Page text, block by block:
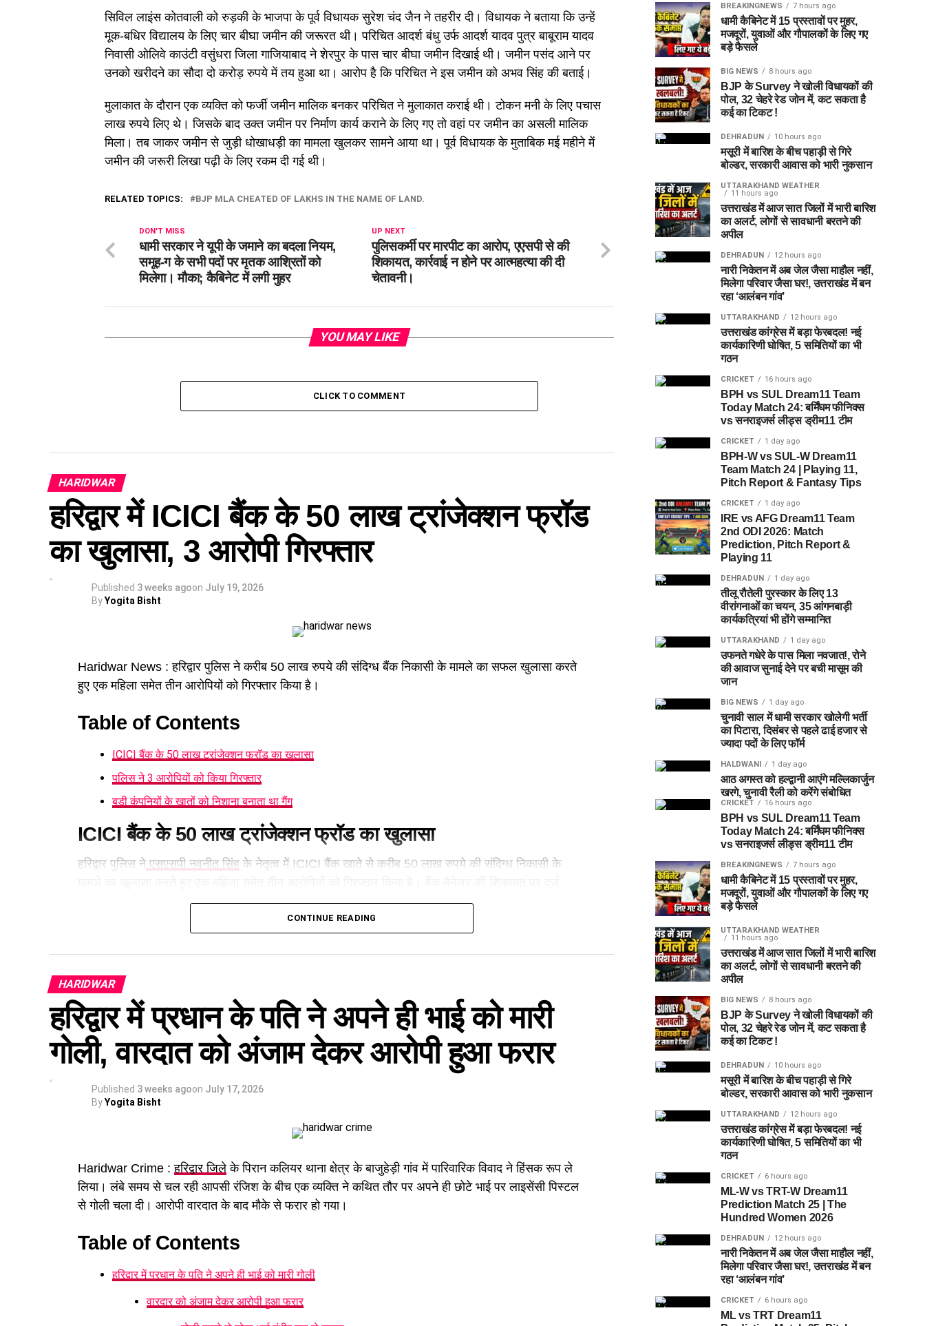
सिविल लाइंस कोतवाली को रुड़की के भाजपा के पूर्व विधायक सुरेश चंद जैन ने तहरीर दी। विधायक ने बताया कि उन्हें
मूक-बधिर विद्यालय के लिए चार बीघा जमीन की जरूरत थी। परिचित आदर्श बंधु उर्फ आदर्श यादव पुत्र बाबूराम यादव
निवासी ओलिवे काउंटी वसुंधरा जिला गाजियाबाद ने शेरपुर के पास चार बीघा जमीन दिखाई थी। जमीन पसंद आने पर
उनको खरीदने का सौदा दो करोड़ रुपये में तय हुआ था। आरोप है कि परिचित ने इस जमीन को अभव सिंह की बताई।
मुलाकात के दौरान एक व्यक्ति को फर्जी जमीन मालिक बनकर परिचित ने मुलाकात कराई थी। टोकन मनी के लिए पचास
लाख रुपये लिए थे। जिसके बाद उक्त जमीन पर निर्माण कार्य कराने के लिए गए तो वहां पर जमीन का असली मालिक
मिला। तब जाकर जमीन से जुड़ी धोखाधड़ी का मामला खुलकर सामने आया था। पूर्व विधायक के मुताबिक मई महीने में
जमीन की जरूरी लिखा पढ़ी के लिए रकम दी गई थी।
RELATED TOPICS: BJP MLA CHEATED OF LAKHS IN THE NAME OF LAND.
UP NEXT
पुलिसकर्मी पर मारपीट का आरोप, एएसपी से की
शिकायत, कार्रवाई न होने पर आत्महत्या की दी
चेतावनी।
DON'T MISS
धामी सरकार ने यूपी के जमाने का बदला नियम,
समूह-ग के सभी पदों पर मृतक आश्रितों को
मिलेगा। मौका; कैबिनेट में लगी मुहर
YOU MAY LIKE
CLICK TO COMMENT
HARIDWAR
हरिद्वार में ICICI बैंक के 50 लाख ट्रांजेक्शन फ्रॉड
का खुलासा, 3 आरोपी गिरफ्तार
Published 3 weeks agoon July 19, 2026
ByYogita Bisht
Haridwar News : हरिद्वार पुलिस ने करीब 50 लाख रुपये की संदिग्ध बैंक निकासी के मामले का सफल खुलासा करते
हुए एक महिला समेत तीन आरोपियों को गिरफ्तार किया है।
Table of Contents
ICICI बैंक के 50 लाख ट्रांजेक्शन फ्रॉड का खुलासा
पुलिस ने 3 आरोपियों को किया गिरफ्तार
बड़ी कंपनियों के खातों को निशाना बनाता था गैंग
ICICI बैंक के 50 लाख ट्रांजेक्शन फ्रॉड का खुलासा
हरिद्वार पुलिस नेएसएसपी नवनीत सिंह के नेतृत्व में ICICI बैंक खाते से करीब 50 लाख रुपये की संदिग्ध निकासी के
मुकदमे की जांच में पुलिस ने भगवानपुर क्षेत्र में छापेमारी कर आरोपियों को दबोचा।
पुलिस ने 3 आरोपियों को किया गिरफ्तार
कार्ड और मोबाइल फोन बरामद किए गए।
पुलिस जांच में सामने आया कि आरोपियों ने फर्जी आधार कार्ड के जरिए खाताधारक के नाम पर डेबिट कार्डहासिल किया
और फोन बैंकिंग से नया एटीएम कार्ड जारी करवाकर नकदी निकाली। इसी रकम से ज्वेलरी खरीदने, जमीन खरीदने और
अन्य खर्च किए गए।
बड़ी कंपनियों के खातों को निशाना बनाता था गैंग
CONTINUE READING
HARIDWAR
हरिद्वार में प्रधान के पति ने अपने ही भाई को मारी
गोली, वारदात को अंजाम देकर आरोपी हुआ फरार
Published 3 weeks agoon July 17, 2026
ByYogita Bisht
Haridwar Crime :हरिद्वार जिले के पिरान कलियर थाना क्षेत्र के बाजुहेड़ी गांव में पारिवारिक विवाद ने हिंसक रूप ले
लिया। लंबे समय से चल रही आपसी रंजिश के बीच एक व्यक्ति ने कथित तौर पर अपने ही छोटे भाई पर लाइसेंसी पिस्टल
से गोली चला दी। आरोपी वारदात के बाद मौके से फरार हो गया।
Table of Contents
हरिद्वार में प्रधान के पति ने अपने ही भाई को मारी गोली
वारदार को अंजाम देकर आरोपी हुआ फरार
BREAKINGNEWS 7 hours ago
धामी कैबिनेट में 15 प्रस्तावों पर मुहर,
मजदूरों, युवाओं और गौपालकों के लिए गए
बड़े फैसले
BIG NEWS 8 hours ago
BJP के Survey ने खोली विधायकों की
पोल, 32 चेहरे रेड जोन में, कट सकता है
कई का टिकट !
DEHRADUN 10 hours ago
मसूरी में बारिश के बीच पहाड़ी से गिरे
बोल्डर, सरकारी आवास को भारी नुकसान
UTTARAKHAND WEATHER
11 hours ago
उत्तराखंड में आज सात जिलों में भारी बारिश
का अलर्ट, लोगों से सावधानी बरतने की
अपील
DEHRADUN 12 hours ago
नारी निकेतन में अब जेल जैसा माहौल नहीं,
मिलेगा परिवार जैसा घर!, उत्तराखंड में बन
रहा ‘आलंबन गांव’
UTTARAKHAND 12 hours ago
उत्तराखंड कांग्रेस में बड़ा फेरबदल! नई
कार्यकारिणी घोषित, 5 समितियों का भी
गठन
CRICKET 16 hours ago
BPH vs SUL Dream11 Team
Today Match 24: बर्मिंघम फीनिक्स
vs सनराइजर्स लीड्स ड्रीम11 टीम
CRICKET 1 day ago
BPH-W vs SUL-W Dream11
Team Match 24 | Playing 11,
Pitch Report & Fantasy Tips
CRICKET 1 day ago
IRE vs AFG Dream11 Team
2nd ODI 2026: Match
Prediction, Pitch Report &
Playing 11
DEHRADUN 1 day ago
तीलू रौतेली पुरस्कार के लिए 13
वीरांगनाओं का चयन, 35 आंगनबाड़ी
कार्यकत्रियां भी होंगे सम्मानित
UTTARAKHAND 1 day ago
उफनते गधेरे के पास मिला नवजात!, रोने
की आवाज सुनाई देने पर बची मासूम की
जान
BIG NEWS 1 day ago
चुनावी साल में धामी सरकार खोलेगी भर्ती
का पिटारा, दिसंबर से पहले ढाई हजार से
ज्यादा पदों के लिए फॉर्म
HALDWANI 1 day ago
आठ अगस्त को हल्द्वानी आएंगे मल्लिकार्जुन
खरगे, चुनावी रैली को करेंगे संबोधित
CRICKET 16 hours ago
BPH vs SUL Dream11 Team
Today Match 24: बर्मिंघम फीनिक्स
vs सनराइजर्स लीड्स ड्रीम11 टीम
BREAKINGNEWS 7 hours ago
धामी कैबिनेट में 15 प्रस्तावों पर मुहर,
मजदूरों, युवाओं और गौपालकों के लिए गए
बड़े फैसले
UTTARAKHAND WEATHER
11 hours ago
उत्तराखंड में आज सात जिलों में भारी बारिश
का अलर्ट, लोगों से सावधानी बरतने की
अपील
BIG NEWS 8 hours ago
BJP के Survey ने खोली विधायकों की
पोल, 32 चेहरे रेड जोन में, कट सकता है
कई का टिकट !
DEHRADUN 10 hours ago
मसूरी में बारिश के बीच पहाड़ी से गिरे
बोल्डर, सरकारी आवास को भारी नुकसान
UTTARAKHAND 12 hours ago
उत्तराखंड कांग्रेस में बड़ा फेरबदल! नई
कार्यकारिणी घोषित, 5 समितियों का भी
गठन
CRICKET 6 hours ago
ML-W vs TRT-W Dream11
Prediction Match 25 | The
Hundred Women 2026
DEHRADUN 12 hours ago
नारी निकेतन में अब जेल जैसा माहौल नहीं,
मिलेगा परिवार जैसा घर!, उत्तराखंड में बन
रहा ‘आलंबन गांव’
CRICKET 6 hours ago
ML vs TRT Dream11